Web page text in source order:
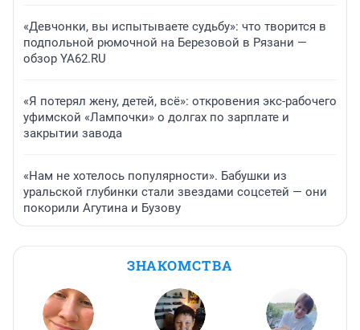
«Девчонки, вы испытываете судьбу»: что творится в
подпольной рюмочной на Березовой в Рязани —
обзор YA62.RU
«Я потерял жену, детей, всё»: откровения экс-рабочего
уфимской «Лампочки» о долгах по зарплате и
закрытии завода
«Нам не хотелось популярности». Бабушки из
уральской глубинки стали звездами соцсетей — они
покорили Агутина и Бузову
ЗНАКОМСТВА